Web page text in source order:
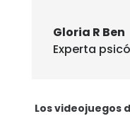
Gloria R Ben
Experta
Los videojuegos